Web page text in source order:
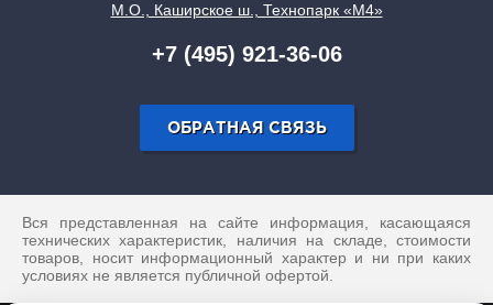
М.О., Каширское ш., Технопарк «М4»
+7 (495) 921-36-06
ОБРАТНАЯ СВЯЗЬ
Вся представленная на сайте информация, касающаяся
технических характеристик, наличия на складе, стоимости
товаров, носит информационный характер и ни при каких
условиях не является публичной офертой.